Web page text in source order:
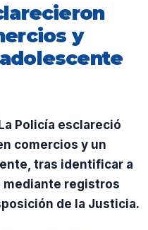
y
Policía esclareció
comercios y un
tras identificar a
mediante registros
de la Justicia.